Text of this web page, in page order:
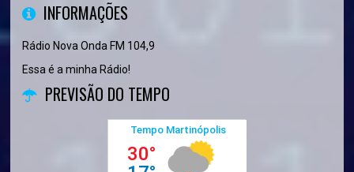
INFORMAÇÕES
Rádio Nova Onda FM 104,9
Essa é a minha Rádio!
PREVISÃO DO TEMPO